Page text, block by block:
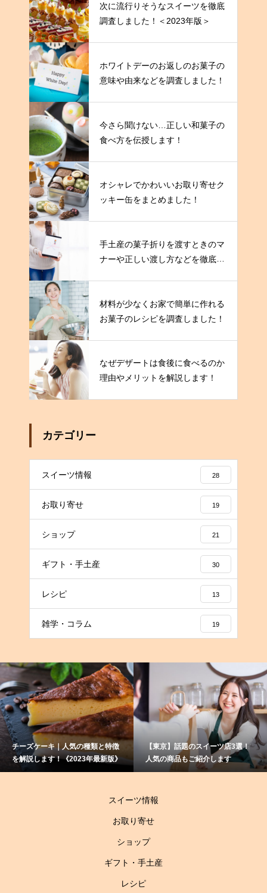
次に流行りそうなスイーツを徹底
調査しました！＜2023年版＞
ホワイトデーのお返しのお菓子の
意味や由来などを調査しました！
今さら聞けない…正しい和菓子の
食べ方を伝授します！
オシャレでかわいいお取り寄せク
ッキー缶をまとめました！
手土産の菓子折りを渡すときのマ
ナーや正しい渡し方などを徹底解
材料が少なくお家で簡単に作れる
お菓子のレシピを調査しました！
なぜデザートは食後に食べるのか
理由やメリットを解説します！
カテゴリー
スイーツ情報 28
お取り寄せ 19
ショップ 21
ギフト・手土産 30
レシピ 13
雑学・コラム 19
人気の種類と特徴
《2023年最新版》
【東京】話題のスイーツ店3選！
人気の商品もご紹介します
赤ワインと相
て？大人のス
伝授！
スイーツ情報
お取り寄せ
ショップ
ギフト・手土産
レシピ